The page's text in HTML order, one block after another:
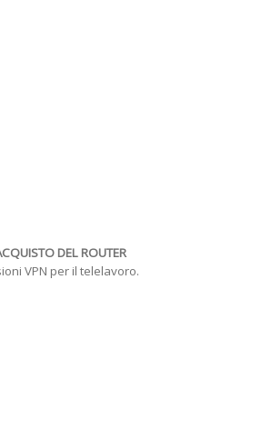
DEL ROUTER
VPN per il telelavoro.